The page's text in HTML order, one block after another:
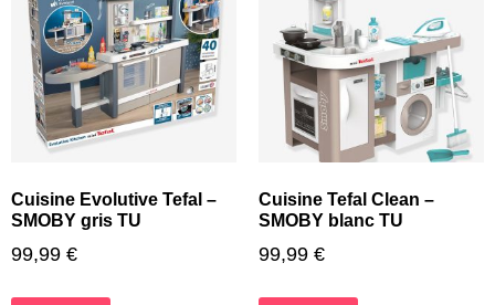
Cuisine Evolutive Tefal –
SMOBY gris TU
99,99 €
Cuisine Tefal Clean –
SMOBY blanc TU
99,99 €